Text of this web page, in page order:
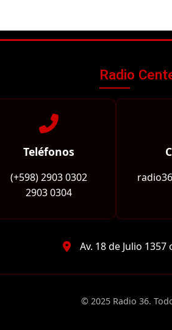
Radio
Teléfonos
(+598) 2903 0302
2903 0304
Av. 18 de Julio
© 2025 Radio 36.